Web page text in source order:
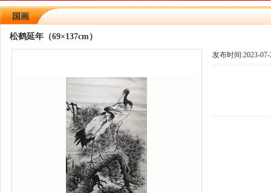
国画
松鹤延年（69×137cm）
发布时间:2023-